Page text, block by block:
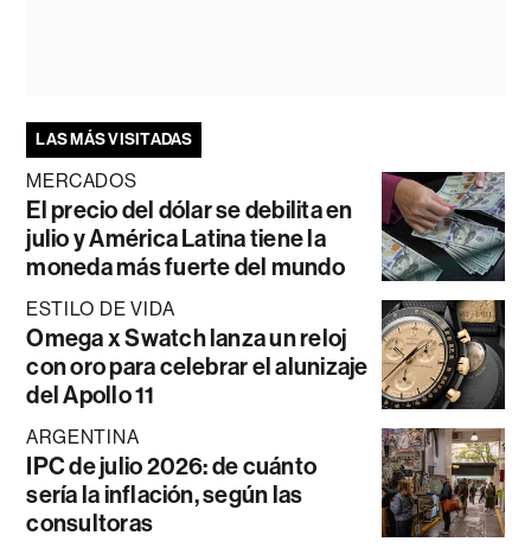
LAS MÁS VISITADAS
MERCADOS
El precio del dólar se debilita en
julio y América Latina tiene la
moneda más fuerte del mundo
ESTILO DE VIDA
Omega x Swatch lanza un reloj
con oro para celebrar el alunizaje
del Apollo 11
ARGENTINA
IPC de julio 2026: de cuánto
sería la inflación, según las
consultoras